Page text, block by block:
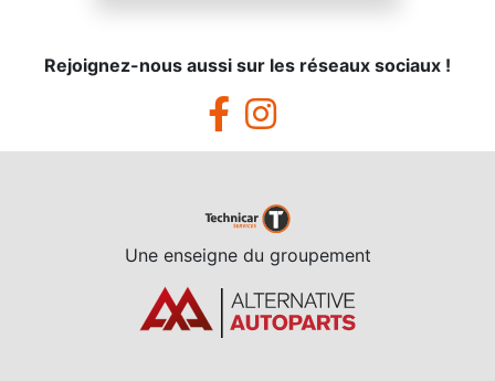
Rejoignez-nous aussi sur les réseaux sociaux !
Une enseigne du groupement